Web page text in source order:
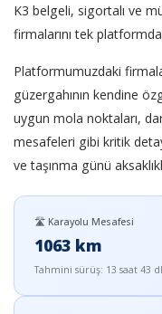
K3 belgeli, sigortalı ve
firmalarını tek
Platformumuzdaki
güzergahının kendine
uygun mola noktaları,
mesafeleri gibi kritik
ve taşınma günü
🛣️ Karayolu Mesafesi
1063 km
Tahmini sürüş: 13 saat 43